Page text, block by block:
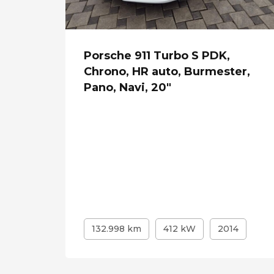
Porsche 911 Turbo S PDK,
Chrono, HR auto, Burmester,
Pano, Navi, 20"
132.998 km 412 kW 2014